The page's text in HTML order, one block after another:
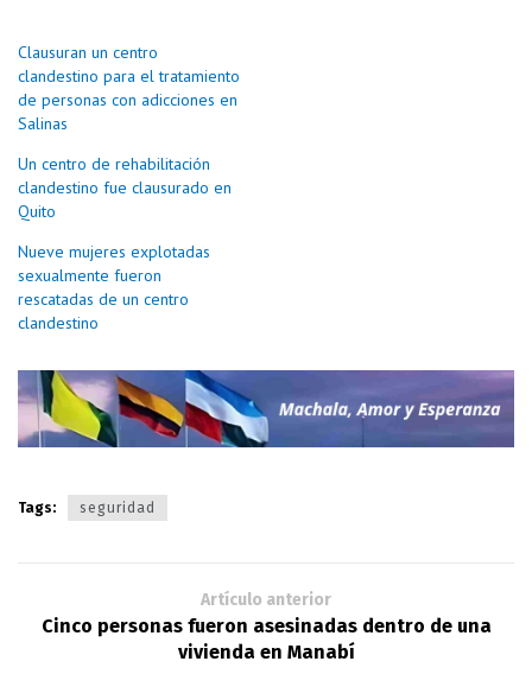
Clausuran un centro
clandestino para el tratamiento
de personas con adicciones en
Salinas
Un centro de rehabilitación
clandestino fue clausurado en
Quito
Nueve mujeres explotadas
sexualmente fueron
rescatadas de un centro
clandestino
Tags: seguridad
Artículo anterior
Cinco personas fueron asesinadas dentro de una
vivienda en Manabí